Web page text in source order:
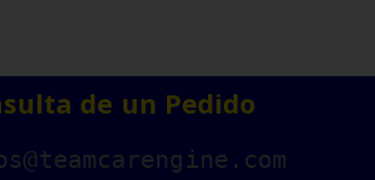
de un Pedido